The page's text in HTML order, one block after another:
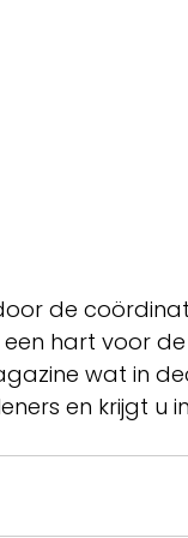
de
hart voor
wat in
en krijgt u